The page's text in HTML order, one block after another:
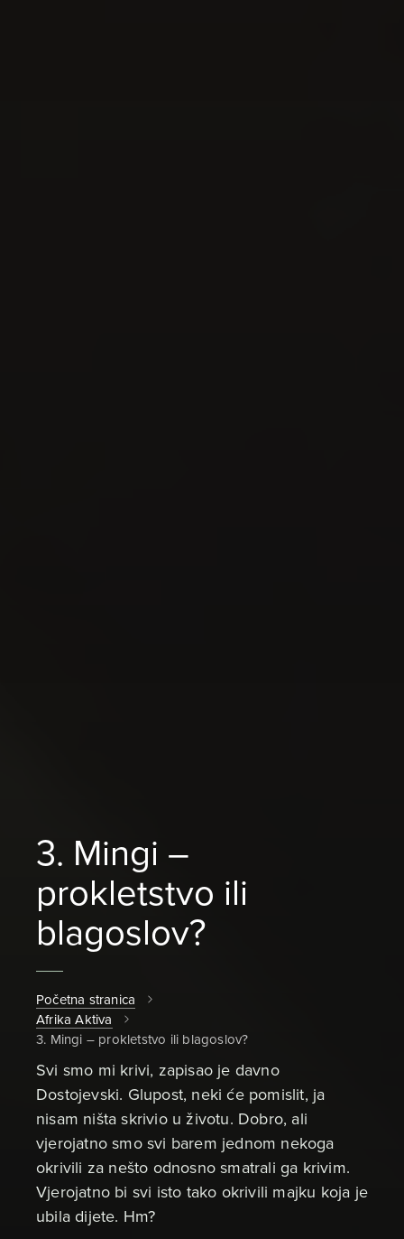
3. Mingi –
prokletstvo ili
blagoslov?
Početna stranica
Afrika Aktiva
3. Mingi – prokletstvo ili blagoslov?
Svi smo mi krivi, zapisao je davno
Dostojevski. Glupost, neki će pomislit, ja
nisam ništa skrivio u životu. Dobro, ali
vjerojatno smo svi barem jednom nekoga
okrivili za nešto odnosno smatrali ga krivim.
Vjerojatno bi svi isto tako okrivili majku koja je
ubila dijete. Hm?